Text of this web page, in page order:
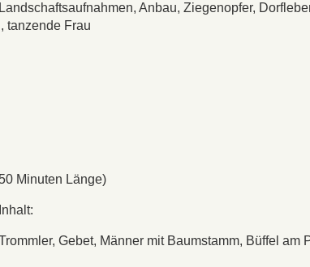
Landschaftsaufnahmen, Anbau, Ziegenopfer,
tanzende Frau
Minuten Länge)
Inhalt:
Gebet, Männer mit Baumstamm, Büffel am